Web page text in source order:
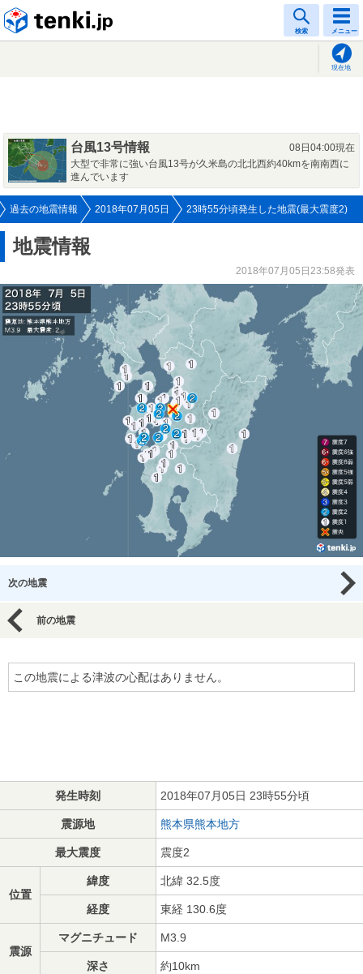
検索 メニュー
現在地
台風13号情報
08日04:00現在
大型で非常に強い台風13号が久米島の北北西約40kmを南南西に
進んでいます
過去の地震情報 2018年07月05日 23時55分頃発生した地震(最大震度2)
地震情報
2018年07月05日23:58発表
次の地震
前の地震
この地震による津波の心配はありません。
発生時刻 2018年07月05日 23時55分頃
震源地 熊本県熊本地方
最大震度 震度2
位置
緯度 北緯 32.5度
経度 東経 130.6度
震源
マグニチュード M3.9
深さ 約10km